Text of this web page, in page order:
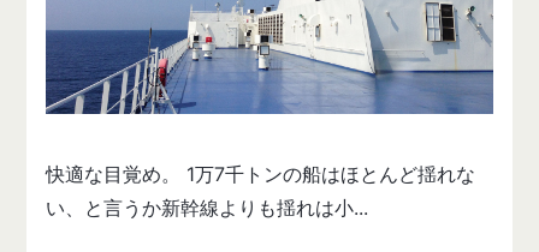
快適な目覚め。 1万7千トンの船はほとんど揺れな
い、と言うか新幹線よりも揺れは小...